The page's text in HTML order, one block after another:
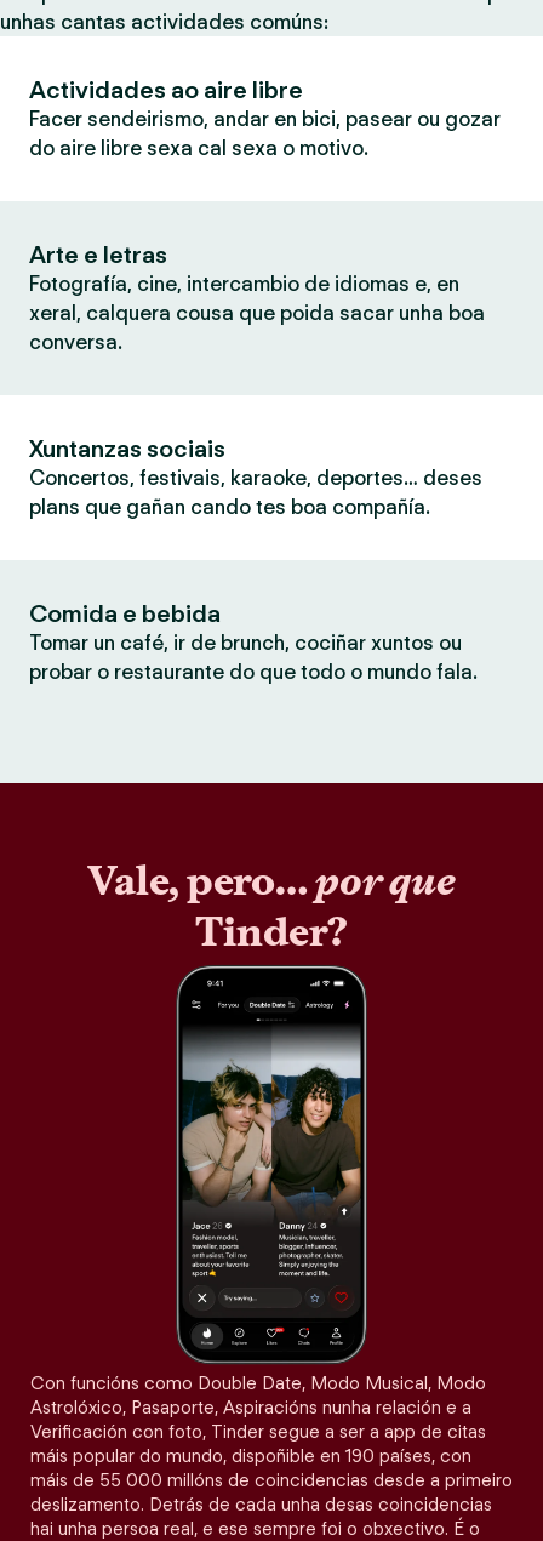
unhas cantas actividades comúns:
Actividades ao aire libre
Facer sendeirismo, andar en bici, pasear ou gozar
do aire libre sexa cal sexa o motivo.
Arte e letras
Fotografía, cine, intercambio de idiomas e, en
xeral, calquera cousa que poida sacar unha boa
conversa.
Xuntanzas sociais
Concertos, festivais, karaoke, deportes… deses
plans que gañan cando tes boa compañía.
Comida e bebida
Tomar un café, ir de brunch, cociñar xuntos ou
probar o restaurante do que todo o mundo fala.
Vale, pero…por que
Tinder?
Con funcións como Double Date, Modo Musical, Modo
Astrolóxico, Pasaporte, Aspiracións nunha relación e a
Verificación con foto, Tinder segue a ser a app de citas
máis popular do mundo, dispoñible en 190 países, con
máis de 55 000 millóns de coincidencias desde a primeiro
deslizamento. Detrás de cada unha desas coincidencias
hai unha persoa real, e ese sempre foi o obxectivo. É o